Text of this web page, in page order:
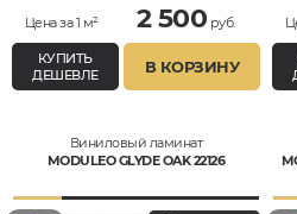
Цена за 1 м² 2 500 руб.
КУПИТЬ
ДЕШЕВЛЕ
В КОРЗИНУ
Виниловый ламинат
MODULEO GLYDE OAK 22126